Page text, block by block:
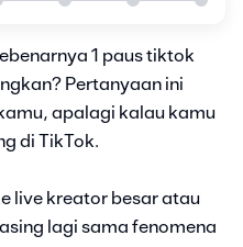
1 paus tiktok
Pertanyaan ini
apalagi kalau kamu
di TikTok.
live kreator besar atau
lagi sama fenomena